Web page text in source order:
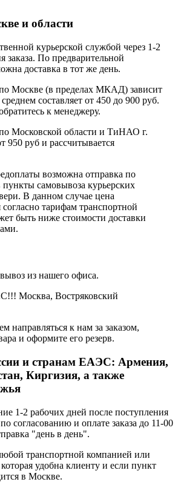
и области
курьерской службой через 1-2
заказа. По предварительной
доставка в тот же день.
Москве (в пределах МКАД) зависит
составляет от 450 до 900 руб.
к менеджеру.
Московской области и ТиНАО г.
950 руб и рассчитывается
возможна отправка по
самовывоза курьерских
В данном случае цена
согласно тарифам транспортной
быть ниже стоимости доставки
из нашего офиса.
Москва, Востряковский
направляться к нам за заказом,
и оформите его резерв.
и странам ЕАЭС: Армения,
Киргизия, а также
1-2 рабочих дней после поступления
согласованию и оплате заказа до 11-00
"день в день".
транспортной компанией или
удобна клиенту и если пункт
в Москве.